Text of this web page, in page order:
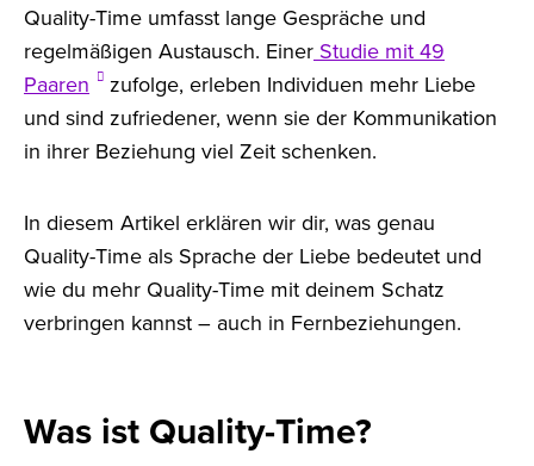
Quality-Time umfasst lange Gespräche und
regelmäßigen Austausch. Einer Studie mit 49
Paaren
zufolge, erleben Individuen mehr Liebe
und sind zufriedener, wenn sie der Kommunikation
in ihrer Beziehung viel Zeit schenken.
In diesem Artikel erklären wir dir, was genau
Quality-Time als Sprache der Liebe bedeutet und
wie du mehr Quality-Time mit deinem Schatz
verbringen kannst – auch in Fernbeziehungen.
Was ist Quality-Time?